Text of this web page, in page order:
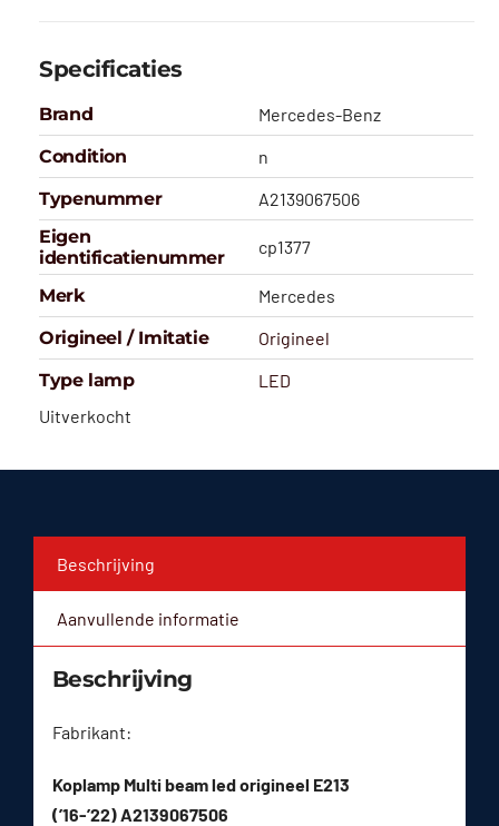
Specificaties
Brand
Mercedes-Benz
Condition
n
Typenummer
A2139067506
Eigen
identificatienummer
cp1377
Merk
Mercedes
Origineel / Imitatie
Origineel
Type lamp
LED
Uitverkocht
Beschrijving
Aanvullende informatie
Beschrijving
Fabrikant:
Koplamp Multi beam led origineel E213
(’16-’22) A2139067506